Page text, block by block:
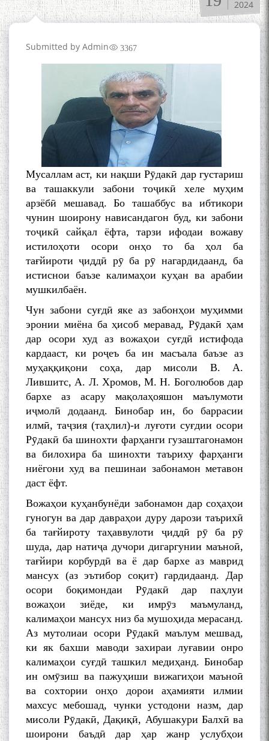
2024
Submitted by Admin 3367
Мусаллам аст, ки нақши Рӯдакӣ дар густариш
ва ташаккули забони тоҷикӣ хеле муҳим
арзёбӣ мешавад. Бо ташаббус ва ибтикори
чунин шоирону нависандагон буд, ки забони
тоҷикӣ сайқал ёфта, тарзи ифодаи вожаву
истилоҳоти осори онҳо то ба ҳол ба
тағйироти ҷиддӣ рӯ ба рӯ нагардидаанд, ба
истиснои баъзе калимаҳои куҳан ва арабии
мушкилбаён.
Чун забони суғдӣ яке аз забонҳои муҳимми
эронии миёна ба ҳисоб меравад, Рӯдакӣ ҳам
дар осори худ аз вожаҳои суғдӣ истифода
кардааст, ки роҷеъ ба ин масъала баъзе аз
муҳаққиқони соҳа, дар мисоли В. А.
Лившитс, А. Л. Хромов, М. Н. Боголюбов дар
бархе аз асару мақолаҳояшон маълумоти
иҷмолӣ додаанд. Бинобар ин, бо баррасии
илмӣ, таҷзия (таҳлил)-и луғоти суғдии осори
Рӯдакӣ ба шинохти фарҳанги гузаштагонамон
ва билохира ба шинохти таъриху фарҳанги
ниёгони худ ва пешинаи забонамон метавон
даст ёфт.
Вожаҳои куҳанбунёди забонамон дар соҳаҳои
гуногун ва дар давраҳои дуру дарози таърихӣ
ба тағйироту таҳаввулоти ҷиддӣ рӯ ба рӯ
шуда, дар натиҷа дучори дигаргунии маъноӣ,
тағйири корбурдӣ ва ё дар бархе аз маврид
мансух (аз эътибор соқит) гардидаанд. Дар
осори боқимондаи Рӯдакӣ дар паҳлуи
вожаҳои зиёде, ки имрӯз маъмуланд,
калимаҳои мансух низ ба мушоҳида мерасанд.
Аз мутолиаи осори Рӯдакӣ маълум мешвад,
ки як бахши маводи захираи луғавии онро
калимаҳои суғдӣ ташкил медиҳанд. Бинобар
ин омӯзиш ва пажуҳиши вижагиҳои маъноӣ
ва сохтории онҳо дорои аҳамияти илмии
махсус мебошад, чунки устодони назм, дар
мисоли Рӯдакӣ, Дақиқӣ, Абушакури Балхӣ ва
шоирони баъдӣ дар ҳар жанр услубҳои